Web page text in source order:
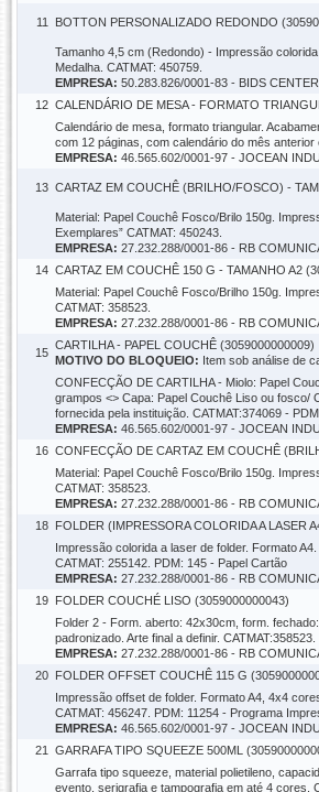
11 BOTTON PERSONALIZADO REDONDO
Tamanho 4,5 cm (Redondo) - Impressão
Medalha. CATMAT: 450759.
EMPRESA: 50.283.826/0001-83 - BIDS
12 CALENDÁRIO DE MESA - FORMATO
Calendário de mesa, formato triangular.
com 12 páginas, com calendário do mês
EMPRESA: 46.565.602/0001-97 - JOCEAN
13 CARTAZ EM COUCHÊ (BRILHO/FOSCO) -
Material: Papel Couchê Fosco/Brilo 150g.
Exemplares” CATMAT: 450243.
EMPRESA: 27.232.288/0001-86 - RB
14 CARTAZ EM COUCHÊ 150 G - TAMANHO A2
Material: Papel Couchê Fosco/Brilho 150g.
CATMAT: 358523.
EMPRESA: 27.232.288/0001-86 - RB
15
CARTILHA - PAPEL COUCHÊ (3059000000009)
MOTIVO DO BLOQUEIO: Item sob análise de
CONFECÇÃO DE CARTILHA - Miolo: Papel
grampos <> Capa: Papel Couchê Liso ou fosco/
fornecida pela instituição. CATMAT:374069 -
EMPRESA: 46.565.602/0001-97 - JOCEAN
16 CONFECÇÃO DE CARTAZ EM COUCHÊ
Material: Papel Couchê Fosco/Brilo 150g.
CATMAT: 358523.
EMPRESA: 27.232.288/0001-86 - RB
18 FOLDER (IMPRESSORA COLORIDA A LASER
Impressão colorida a laser de folder. Formato
CATMAT: 255142. PDM: 145 - Papel Cartão
EMPRESA: 27.232.288/0001-86 - RB
19 FOLDER COUCHÉ LISO (3059000000043)
Folder 2 - Form. aberto: 42x30cm, form.
padronizado. Arte final a definir. CATMAT:358523.
EMPRESA: 27.232.288/0001-86 - RB
20 FOLDER OFFSET COUCHÊ 115 G
Impressão offset de folder. Formato A4, 4x4
CATMAT: 456247. PDM: 11254 - Programa
EMPRESA: 46.565.602/0001-97 - JOCEAN
21
GARRAFA TIPO SQUEEZE 500ML
Garrafa tipo squeeze, material polietileno,
evento, serigrafia e tampografia em até 4 cores.